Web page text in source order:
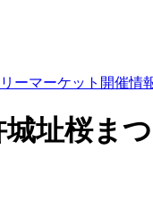
ーマーケット開催
城址桜